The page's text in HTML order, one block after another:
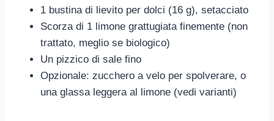
1 bustina di lievito per dolci (16 g), setacciato
Scorza di 1 limone grattugiata finemente (non
trattato, meglio se biologico)
Un pizzico di sale fino
Opzionale: zucchero a velo per spolverare, o
una glassa leggera al limone (vedi varianti)